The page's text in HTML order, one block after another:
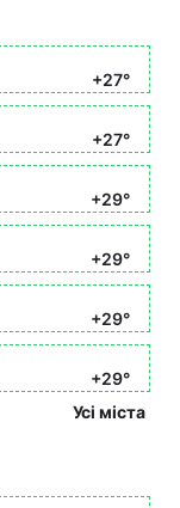
+27°
+27°
+29°
+29°
+29°
+29°
Усі міста